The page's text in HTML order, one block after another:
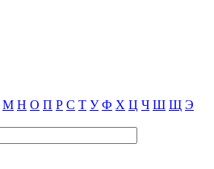
М Н О П Р С Т У Ф Х Ц Ч Ш Щ Э